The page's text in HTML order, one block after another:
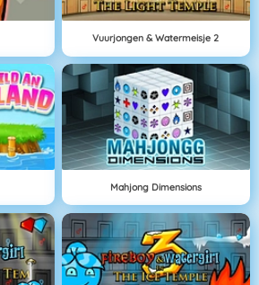
Vuurjongen & Watermeisje 2
Mahjong Dimensions